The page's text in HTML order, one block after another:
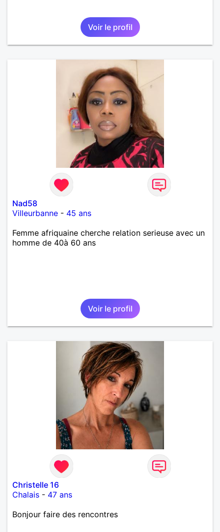
Voir le profil
Nad58
Villeurbanne - 45 ans
Femme afriquaine cherche relation serieuse avec un
homme de 40à 60 ans
Voir le profil
Christelle 16
Chalais - 47 ans
Bonjour faire des rencontres